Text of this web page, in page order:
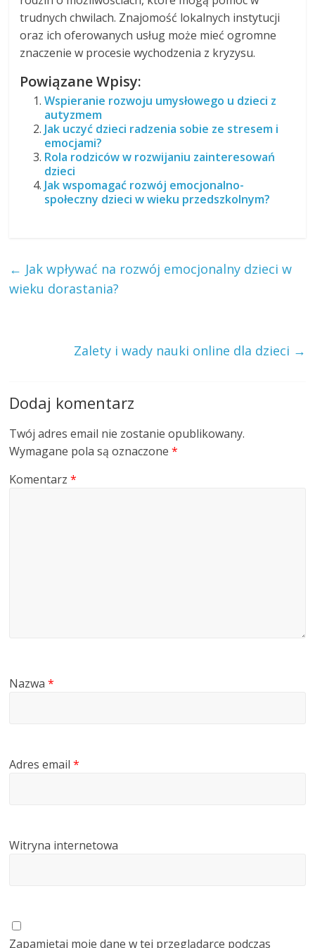
trudnych chwilach. Znajomość lokalnych instytucji
oraz ich oferowanych usług może mieć ogromne
znaczenie w procesie wychodzenia z kryzysu.
Powiązane Wpisy:
Wspieranie rozwoju umysłowego u dzieci z
autyzmem
Jak uczyć dzieci radzenia sobie ze stresem i
emocjami?
Rola rodziców w rozwijaniu zainteresowań
dzieci
Jak wspomagać rozwój emocjonalno-
społeczny dzieci w wieku przedszkolnym?
← Jak wpływać na rozwój emocjonalny dzieci w
wieku dorastania?
Zalety i wady nauki online dla dzieci →
Dodaj komentarz
Twój adres email nie zostanie opublikowany.
Wymagane pola są oznaczone*
Komentarz*
Nazwa*
Adres email*
Witryna internetowa
Zapamiętaj moje dane w tej przeglądarce podczas